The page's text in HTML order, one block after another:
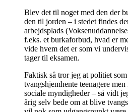
Blev det til noget med den der
den til jorden – i stedet findes
arbejdsplads
f.eks. et burkaforbud, hvad er
vide hvem det er som vi
tager til eksamen.
Faktisk så tror jeg at politiet
tvangshjemhente teenagere
sociale myndigheder – så vidt
årig selv bede om at blive